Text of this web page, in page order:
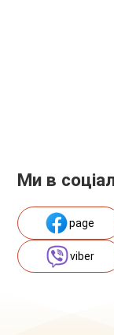
Ми в
page
viber